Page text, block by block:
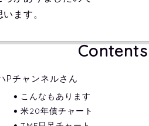
ます。
Contents
Pチャンネルさん
こんなもあります
米20年債チャート